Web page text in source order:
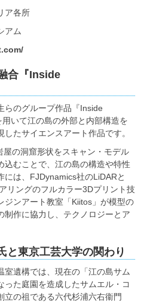
ア各所
アム
合『Inside
らのグループ作品『Inside
いて江の島の外部と内部構造を
たサイエンスアート作品です。
の洞窟形状をスキャン・モデル
込むことで、江の島の構造や特性
には、FJDynamics社のLiDARと
リングのフルカラー3Dプリント技
ジンアート教室「Kiitos」が模型の
制作に協力し、テクノロジーとア
と東京工芸大学の関わり
遺構では、現在の「江の島サム
った庭園を造成したサムエル・コ
立の祖である六代杉浦六右衞門